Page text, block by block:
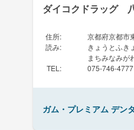
ダイコクドラッグ
住所:
京都府京都市
読み:
きょうとふき
まちみなみが
TEL : 075-746-4777
ガム・プレミアム デン